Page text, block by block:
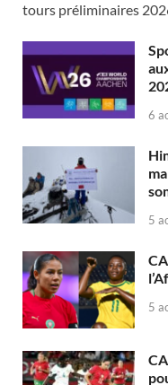
tours préliminaires
6
5
5